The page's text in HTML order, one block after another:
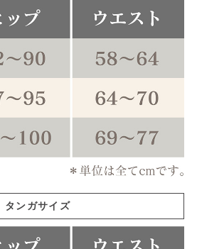
タンガサイズ